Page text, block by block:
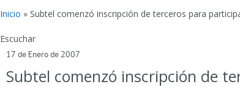
Inicio » Subtel comenzó inscripción de terceros para
Escuchar
17 de Enero de 2007
Subtel comenzó inscripción de